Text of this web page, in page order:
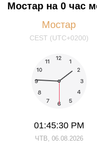
Мостар на 0 час
Мостар
CEST (UTC+0200)
01:45:30 PM
ЧТВ, 06.08.2026